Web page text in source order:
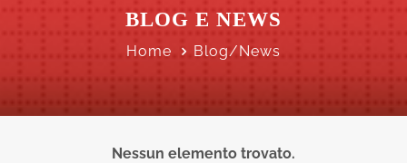
BLOG E NEWS
Home Blog/News
Nessun elemento trovato.